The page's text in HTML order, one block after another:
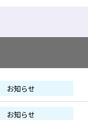
お知らせ
お知らせ